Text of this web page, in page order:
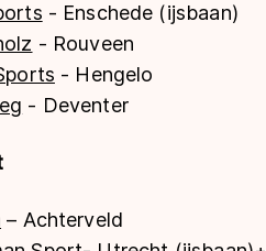
- Enschede (ijsbaan)
- Rouveen
- Hengelo
- Deventer
– Achterveld